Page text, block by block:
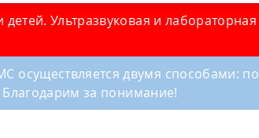
Ультразвуковая и лабораторная
двумя способами: по
Благодарим за понимание!